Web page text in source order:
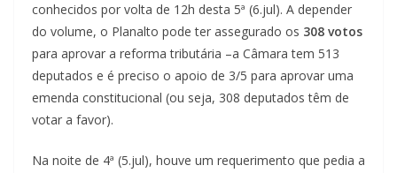
conhecidos por volta de 12h desta 5ª (6.jul). A depender
do volume, o Planalto pode ter assegurado os 308 votos
para aprovar a reforma tributária –a Câmara tem 513
deputados e é preciso o apoio de 3/5 para aprovar uma
emenda constitucional (ou seja, 308 deputados têm de
votar a favor).
Na noite de 4ª (5.jul), houve um requerimento que pedia a